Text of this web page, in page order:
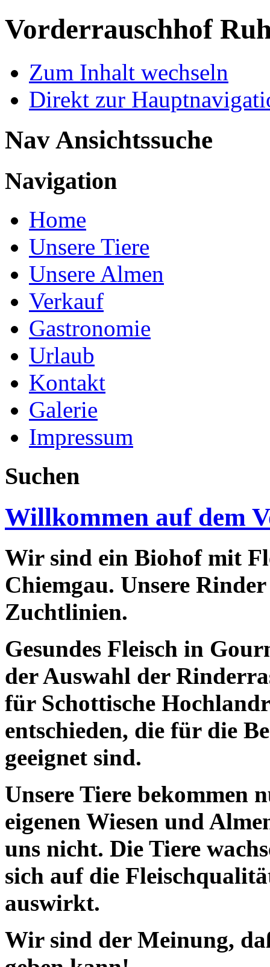
Vorderrauschhof
Zum Inhalt wechseln
Direkt zur
Nav Ansichtssuche
Navigation
Home
Unsere Tiere
Unsere Almen
Verkauf
Gastronomie
Urlaub
Kontakt
Galerie
Impressum
Suchen
Willkommen auf dem
Wir sind ein Biohof mit
Chiemgau. Unsere
Zuchtlinien.
Gesundes Fleisch in
der Auswahl der
für Schottische
entschieden, die für die
geeignet sind.
Unsere Tiere bekommen
eigenen Wiesen und
uns nicht. Die Tiere
sich auf die
auswirkt.
Wir sind der Meinung,